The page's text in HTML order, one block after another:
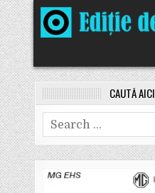
Skip
to
content
CAUTĂ AICI
Search
for: